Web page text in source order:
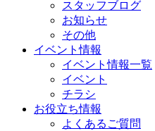
スタッフブログ
お知らせ
その他
イベント情報
イベント情報一覧
イベント
チラシ
お役立ち情報
よくあるご質問